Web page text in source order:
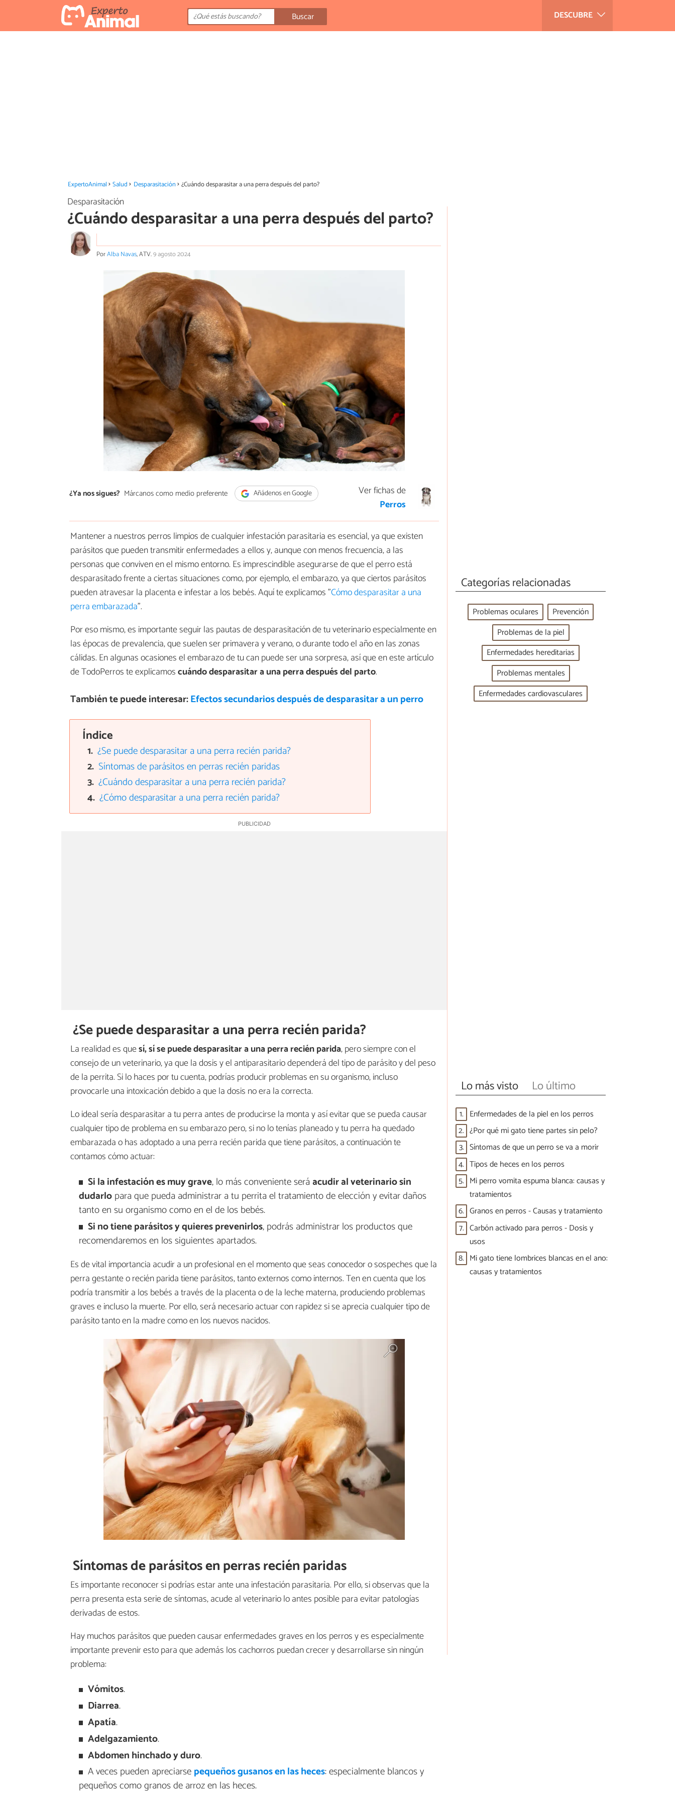
DESCUBRE
Buscar
ExpertoAnimal Salud Desparasitación ¿Cuándo desparasitar a una perra después del parto?
Desparasitación
¿Cuándo desparasitar a una perra después del parto?
PorAlba Navas, ATV.9 agosto 2024
¿Ya nos sigues? Márcanos como medio preferente Añádenos en Google
Ver fichas de
Perros
Mantener a nuestros perros limpios de cualquier infestación parasitaria es esencial, ya que existen
parásitos que pueden transmitir enfermedades a ellos y, aunque con menos frecuencia, a las
personas que conviven en el mismo entorno. Es imprescindible asegurarse de que el perro está
desparasitado frente a ciertas situaciones como, por ejemplo, el embarazo, ya que ciertos parásitos
pueden atravesar la placenta e infestar a los bebés. Aquí te explicamos "Cómo desparasitar a una
perra embarazada".
Por eso mismo, es importante seguir las pautas de desparasitación de tu veterinario especialmente en
las épocas de prevalencia, que suelen ser primavera y verano, o durante todo el año en las zonas
cálidas. En algunas ocasiones el embarazo de tu can puede ser una sorpresa, así que en este artículo
de TodoPerros te explicamoscuándo desparasitar a una perra después del parto.
También te puede interesar:Efectos secundarios después de desparasitar a un perro
Índice
¿Se puede desparasitar a una perra recién parida?
Síntomas de parásitos en perras recién paridas
¿Cuándo desparasitar a una perra recién parida?
¿Cómo desparasitar a una perra recién parida?
¿Se puede desparasitar a una perra recién parida?
La realidad es quesí, sí se puede desparasitar a una perra recién parida, pero siempre con el
consejo de un veterinario, ya que la dosis y el antiparasitario dependerá del tipo de parásito y del peso
de la perrita. Si lo haces por tu cuenta, podrías producir problemas en su organismo, incluso
provocarle una intoxicación debido a que la dosis no era la correcta.
Lo ideal sería desparasitar a tu perra antes de producirse la monta y así evitar que se pueda causar
cualquier tipo de problema en su embarazo pero, si no lo tenías planeado y tu perra ha quedado
embarazada o has adoptado a una perra recién parida que tiene parásitos, a continuación te
contamos cómo actuar:
Si la infestación es muy grave, lo más conveniente seráacudir al veterinario sin
dudarlopara que pueda administrar a tu perrita el tratamiento de elección y evitar daños
tanto en su organismo como en el de los bebés.
Si no tiene parásitos y quieres prevenirlos, podrás administrar los productos que
recomendaremos en los siguientes apartados.
Es de vital importancia acudir a un profesional en el momento que seas conocedor o sospeches que la
perra gestante o recién parida tiene parásitos, tanto externos como internos. Ten en cuenta que los
podría transmitir a los bebés a través de la placenta o de la leche materna, produciendo problemas
graves e incluso la muerte. Por ello, será necesario actuar con rapidez si se aprecia cualquier tipo de
parásito tanto en la madre como en los nuevos nacidos.
Síntomas de parásitos en perras recién paridas
Es importante reconocer si podrías estar ante una infestación parasitaria. Por ello, si observas que la
perra presenta esta serie de síntomas, acude al veterinario lo antes posible para evitar patologías
derivadas de estos.
Hay muchos parásitos que pueden causar enfermedades graves en los perros y es especialmente
importante prevenir esto para que además los cachorros puedan crecer y desarrollarse sin ningún
problema:
Vómitos.
Diarrea.
Apatía.
Adelgazamiento.
Abdomen hinchado y duro.
A veces pueden apreciarsepequeños gusanos en las heces: especialmente blancos y
pequeños como granos de arroz en las heces.
Categorías relacionadas
Problemas oculares
Prevención
Problemas de la piel
Enfermedades hereditarias
Problemas mentales
Enfermedades cardiovasculares
Lo más visto Lo último
1. Enfermedades de la piel en los perros
2. ¿Por qué mi gato tiene partes sin pelo?
3. Síntomas de que un perro se va a morir
4. Tipos de heces en los perros
5. Mi perro vomita espuma blanca: causas y
tratamientos
6. Granos en perros - Causas y tratamiento
7. Carbón activado para perros - Dosis y
usos
8. Mi gato tiene lombrices blancas en el ano:
causas y tratamientos